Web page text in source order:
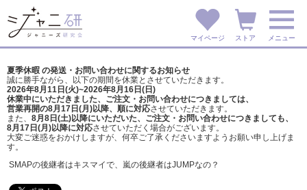
マイページ ストア メニュー
夏季休暇 の発送・お問い合わせに関するお知らせ
誠に勝手ながら、以下の期間を休業とさせていただきます。
2026年8月11日(火)~2026年8月16日(日)
休業中にいただきました、ご注文・お問い合わせにつきましては、
営業再開の8月17日(月)以降、順に対応させていただきます。
また、 8月8日(土)以降にいただいた、ご注文・ お問い合わせにつきましても、
8月17日(月)以降に対応させていただく場合がございます。
大変ご迷惑をおかけしますが、 何卒ご了承くださいますようお願い申し上げま
す。
SMAPの後継者はキスマイで、嵐の後継者はJUMPなの？